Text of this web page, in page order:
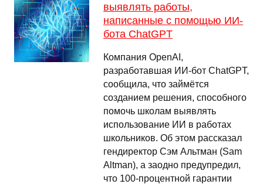
выявлять работы,
написанные с помощью ИИ-
бота ChatGPT
Компания OpenAI,
разработавшая ИИ-бот ChatGPT,
сообщила, что займётся
созданием решения, способного
помочь школам выявлять
использование ИИ в работах
школьников. Об этом рассказал
гендиректор Сэм Альтман (Sam
Altman), а заодно предупредил,
что 100-процентной гарантии